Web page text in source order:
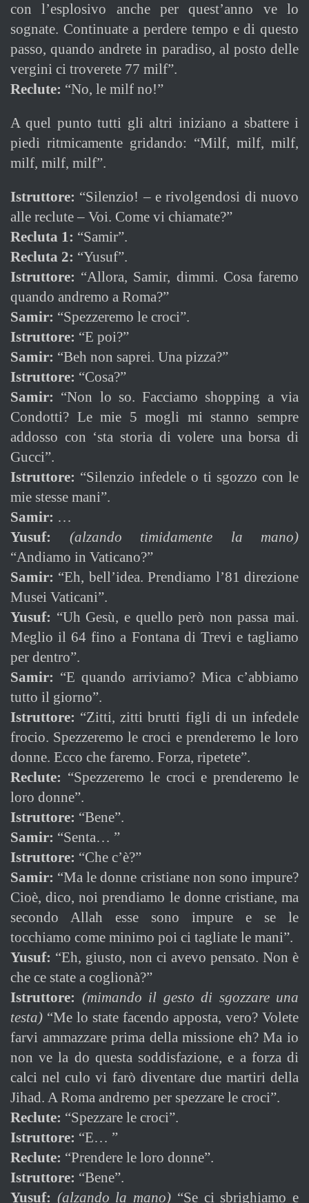
con l’esplosivo anche per quest’anno ve lo
sognate. Continuate a perdere tempo e di questo
passo, quando andrete in paradiso, al posto delle
vergini ci troverete 77 milf”.
Reclute: “No, le milf no!”
A quel punto tutti gli altri iniziano a sbattere i
piedi ritmicamente gridando: “Milf, milf, milf,
milf, milf, milf”.
Istruttore: “Silenzio! – e rivolgendosi di nuovo
alle reclute – Voi. Come vi chiamate?”
Recluta 1: “Samir”.
Recluta 2: “Yusuf”.
Istruttore: “Allora, Samir, dimmi. Cosa faremo
quando andremo a Roma?”
Samir: “Spezzeremo le croci”.
Istruttore: “E poi?”
Samir: “Beh non saprei. Una pizza?”
Istruttore: “Cosa?”
Samir: “Non lo so. Facciamo shopping a via
Condotti? Le mie 5 mogli mi stanno sempre
addosso con ‘sta storia di volere una borsa di
Gucci”.
Istruttore: “Silenzio infedele o ti sgozzo con le
mie stesse mani”.
Samir: …
Yusuf: (alzando timidamente la mano)
“Andiamo in Vaticano?”
Samir: “Eh, bell’idea. Prendiamo l’81 direzione
Musei Vaticani”.
Yusuf: “Uh Gesù, e quello però non passa mai.
Meglio il 64 fino a Fontana di Trevi e tagliamo
per dentro”.
Samir: “E quando arriviamo? Mica c’abbiamo
tutto il giorno”.
Istruttore: “Zitti, zitti brutti figli di un infedele
frocio. Spezzeremo le croci e prenderemo le loro
donne. Ecco che faremo. Forza, ripetete”.
Reclute: “Spezzeremo le croci e prenderemo le
loro donne”.
Istruttore: “Bene”.
Samir: “Senta… ”
Istruttore: “Che c’è?”
Samir: “Ma le donne cristiane non sono impure?
Cioè, dico, noi prendiamo le donne cristiane, ma
secondo Allah esse sono impure e se le
tocchiamo come minimo poi ci tagliate le mani”.
Yusuf: “Eh, giusto, non ci avevo pensato. Non è
che ce state a coglionà?”
Istruttore: (mimando il gesto di sgozzare una
testa) “Me lo state facendo apposta, vero? Volete
farvi ammazzare prima della missione eh? Ma io
non ve la do questa soddisfazione, e a forza di
calci nel culo vi farò diventare due martiri della
Jihad. A Roma andremo per spezzare le croci”.
Reclute: “Spezzare le croci”.
Istruttore: “E… ”
Reclute: “Prendere le loro donne”.
Istruttore: “Bene”.
Yusuf: (alzando la mano) “Se ci sbrighiamo e